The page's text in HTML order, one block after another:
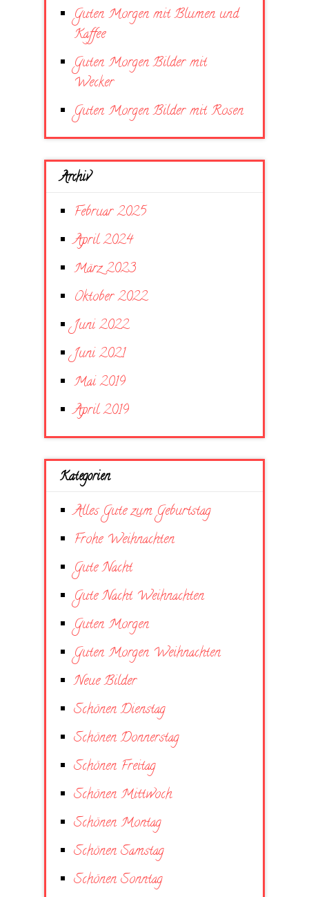
Guten Morgen mit Blumen und
Kaffee
Guten Morgen Bilder mit
Wecker
Guten Morgen Bilder mit Rosen
Archiv
Februar 2025
April 2024
März 2023
Oktober 2022
Juni 2022
Juni 2021
Mai 2019
April 2019
Kategorien
Alles Gute zum Geburtstag
Frohe Weihnachten
Gute Nacht
Gute Nacht Weihnachten
Guten Morgen
Guten Morgen Weihnachten
Neue Bilder
Schönen Dienstag
Schönen Donnerstag
Schönen Freitag
Schönen Mittwoch
Schönen Montag
Schönen Samstag
Schönen Sonntag